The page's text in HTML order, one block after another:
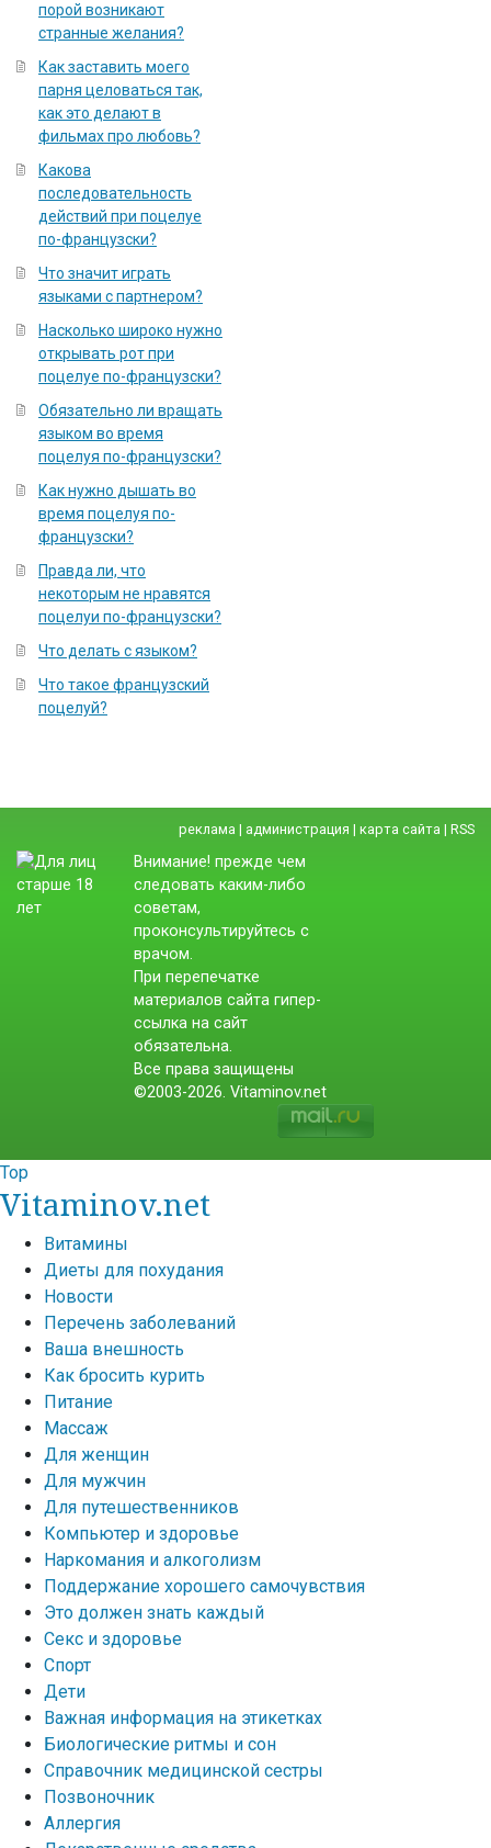
порой возникают
странные желания?
Как заставить моего
парня целоваться так,
как это делают в
фильмах про любовь?
Какова
последовательность
действий при поцелуе
по-французски?
Что значит играть
языками с партнером?
Насколько широко нужно
открывать рот при
поцелуе по-французски?
Обязательно ли вращать
языком во время
поцелуя по-французски?
Как нужно дышать во
время поцелуя по-
французски?
Правда ли, что
некоторым не нравятся
поцелуи по-французски?
Что делать с языком?
Что такое французский
поцелуй?
реклама | администрация | карта сайта | RSS
Внимание! прежде чем
следовать каким-либо
советам,
проконсультируйтесь с
врачом.
При перепечатке
материалов сайта гипер-
ссылка на сайт
обязательна.
Все права защищены
©2003-2026. Vitaminov.net
Top
Vitaminov.net
Витамины
Диеты для похудания
Новости
Перечень заболеваний
Ваша внешность
Как бросить курить
Питание
Массаж
Для женщин
Для мужчин
Для путешественников
Компьютер и здоровье
Наркомания и алкоголизм
Поддержание хорошего самочувствия
Это должен знать каждый
Секс и здоровье
Спорт
Дети
Важная информация на этикетках
Биологические ритмы и сон
Справочник медицинской сестры
Позвоночник
Аллергия